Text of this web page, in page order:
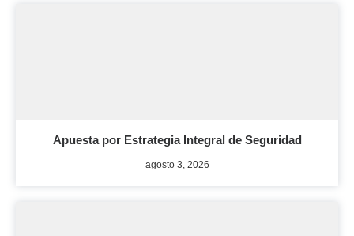
Apuesta por Estrategia Integral de Seguridad
agosto 3, 2026